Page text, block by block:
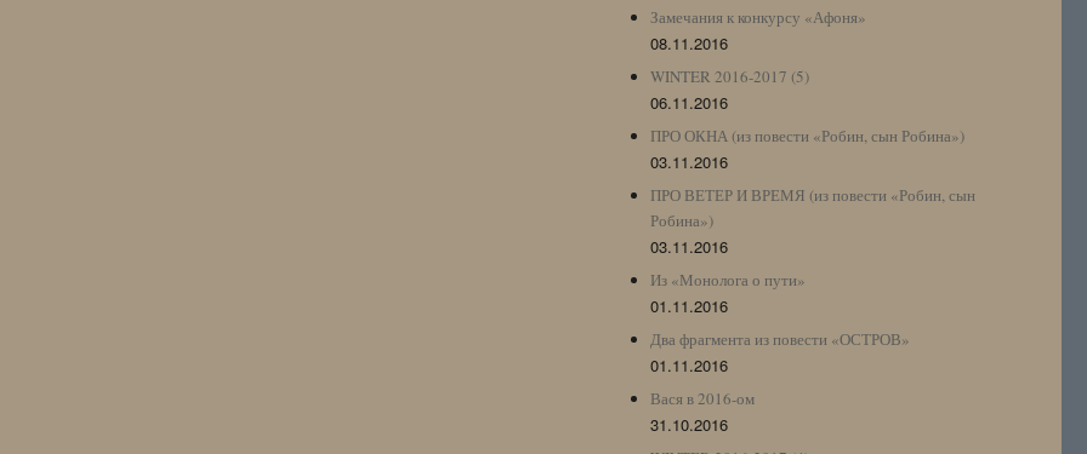
Замечания к конкурсу «Афоня»
08.11.2016
WINTER 2016-2017 (5)
06.11.2016
ПРО ОКНА (из повести «Робин, сын Робина»)
03.11.2016
ПРО ВЕТЕР И ВРЕМЯ (из повести «Робин, сын
Робина»)
03.11.2016
Из «Монолога о пути»
01.11.2016
Два фрагмента из повести «ОСТРОВ»
01.11.2016
Вася в 2016-ом
31.10.2016